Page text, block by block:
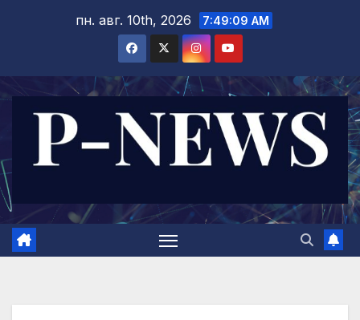
пн. авг. 10th, 2026 7:49:10 AM